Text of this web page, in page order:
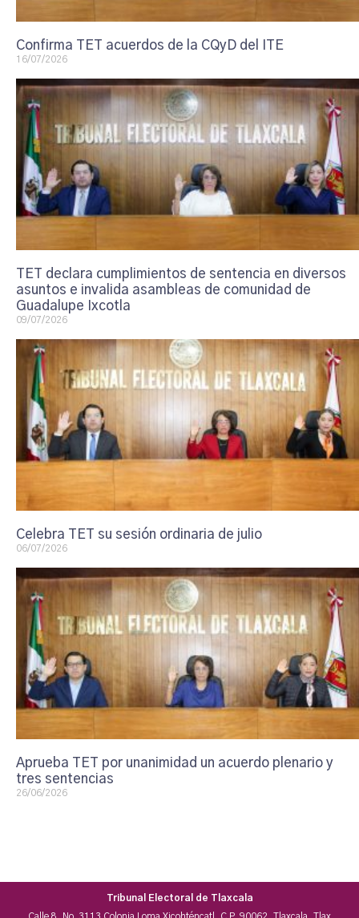
Confirma TET acuerdos de la CQyD del ITE
16/07/2026
TET declara cumplimientos de sentencia en diversos
asuntos e invalida asambleas de comunidad de
Guadalupe Ixcotla
09/07/2026
Celebra TET su sesión ordinaria de julio
06/07/2026
Aprueba TET por unanimidad un acuerdo plenario y
tres sentencias
26/06/2026
Tribunal Electoral de Tlaxcala